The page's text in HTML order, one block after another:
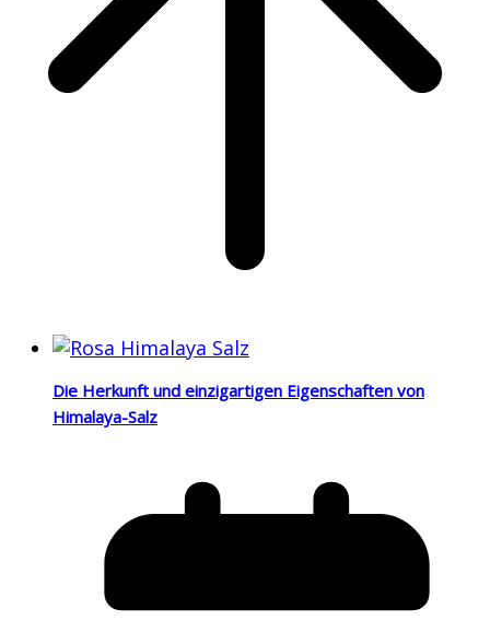
Die Herkunft und einzigartigen Eigenschaften von
Himalaya-Salz